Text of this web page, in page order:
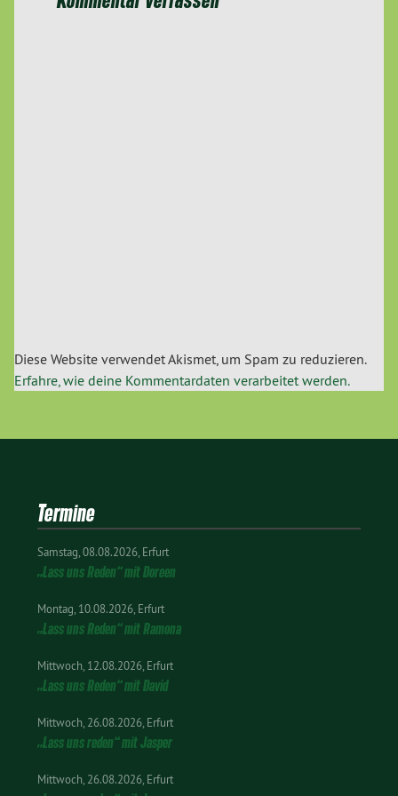
Diese Website verwendet Akismet, um Spam zu reduzieren.
Erfahre, wie deine Kommentardaten verarbeitet werden.
Termine
Samstag 08.08.2026 Erfurt
„Lass uns Reden“ mit Doreen
Montag 10.08.2026 Erfurt
„Lass uns Reden“ mit Ramona
Mittwoch 12.08.2026 Erfurt
„Lass uns Reden“ mit David
Mittwoch 26.08.2026 Erfurt
„Lass uns reden“ mit Jasper
Mittwoch 26.08.2026 Erfurt